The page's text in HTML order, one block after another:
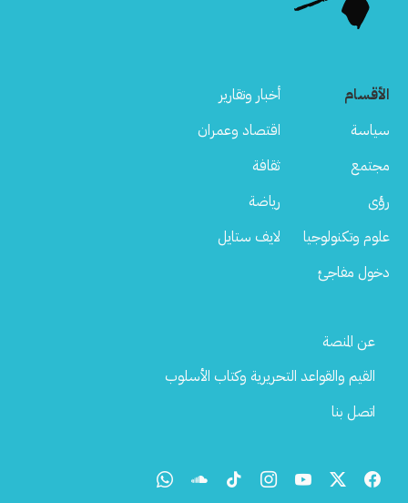
الأقسام
أخبار وتقارير
سياسة
اقتصاد وعمران
مجتمع
ثقافة
رؤى
رياضة
علوم وتكنولوجيا
لايف ستايل
دخول مفاجئ
Footer
عن المنصة
القيم والقواعد التحريرية وكتاب الأسلوب
اتصل بنا